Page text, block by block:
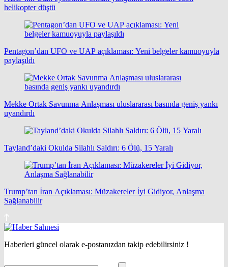
helikopter düştü
Pentagon’dan UFO ve UAP açıklaması: Yeni belgeler kamuoyuyla
paylaşıldı
Mekke Ortak Savunma Anlaşması uluslararası basında geniş yankı
uyandırdı
Tayland’daki Okulda Silahlı Saldırı: 6 Ölü, 15 Yaralı
Trump’tan İran Açıklaması: Müzakereler İyi Gidiyor, Anlaşma
Sağlanabilir
Haberleri güncel olarak e-postanızdan takip edebilirsiniz !